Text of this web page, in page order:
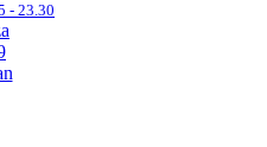
- 23.30